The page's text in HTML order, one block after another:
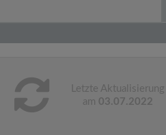
Letzte Aktualisierung
am 03.07.2022